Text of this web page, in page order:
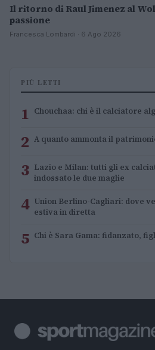
Il ritorno di Raul Jimenez al
passione
Francesca Lombardi · 6 Ago 2026
PIÙ LETTI
1 Chouchaa: chi è il calciatore
2 A quanto ammonta il
3 Lazio e Milan: tutti gli ex
indossato le due maglie
4 Union Berlino-Cagliari: dove
estiva in diretta
5 Chi è Sara Gama: fidanzato,